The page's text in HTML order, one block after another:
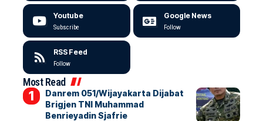
Youtube
Subscribe
Google News
Follow
RSS Feed
Follow
Most Read
Danrem 051/Wijayakarta Dijabat
Brigjen TNI Muhammad
Benrieyadin Sjafrie